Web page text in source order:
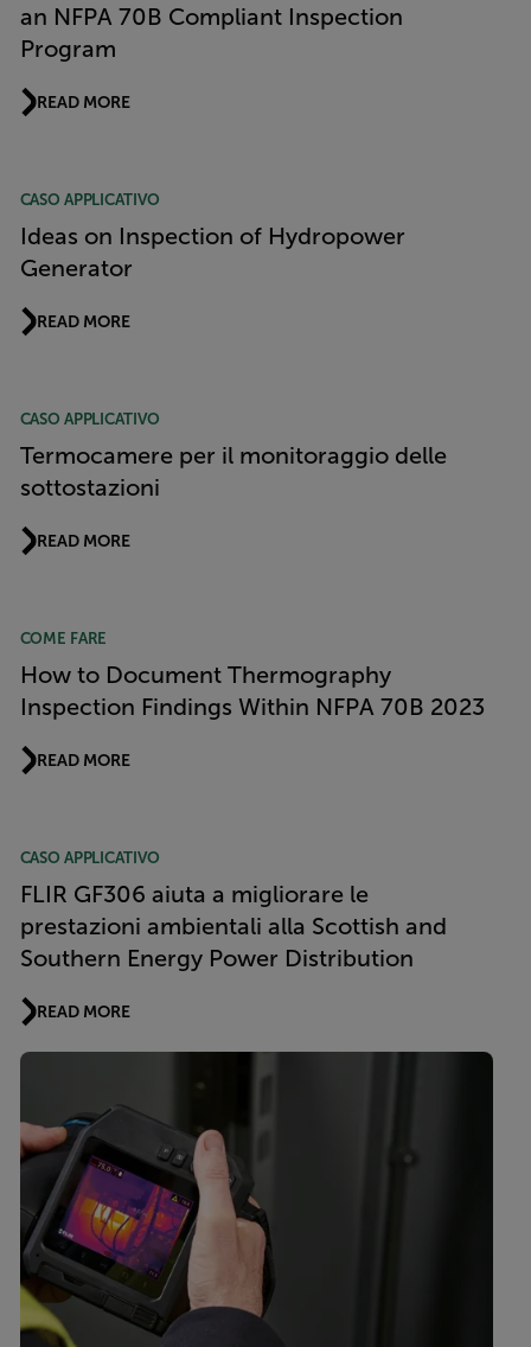
an NFPA 70B Compliant Inspection
Program
READ MORE
CASO APPLICATIVO
Ideas on Inspection of Hydropower
Generator
READ MORE
CASO APPLICATIVO
Termocamere per il monitoraggio delle
sottostazioni
READ MORE
COME FARE
How to Document Thermography
Inspection Findings Within NFPA 70B 2023
READ MORE
CASO APPLICATIVO
FLIR GF306 aiuta a migliorare le
prestazioni ambientali alla Scottish and
Southern Energy Power Distribution
READ MORE